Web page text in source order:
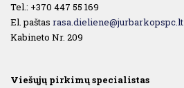
Tel.: +370 447 55 169
El. paštas rasa.dieliene@jurbarkopspc.lt
Kabineto Nr. 209
Viešųjų pirkimų specialistas